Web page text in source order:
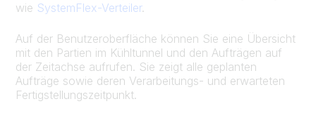
wie SystemFlex-Verteiler.
Auf der Benutzeroberfläche können Sie eine Übersicht
mit den Partien im Kühltunnel und den Aufträgen auf
der Zeitachse aufrufen. Sie zeigt alle geplanten
Aufträge sowie deren Verarbeitungs- und erwarteten
Fertigstellungszeitpunkt.